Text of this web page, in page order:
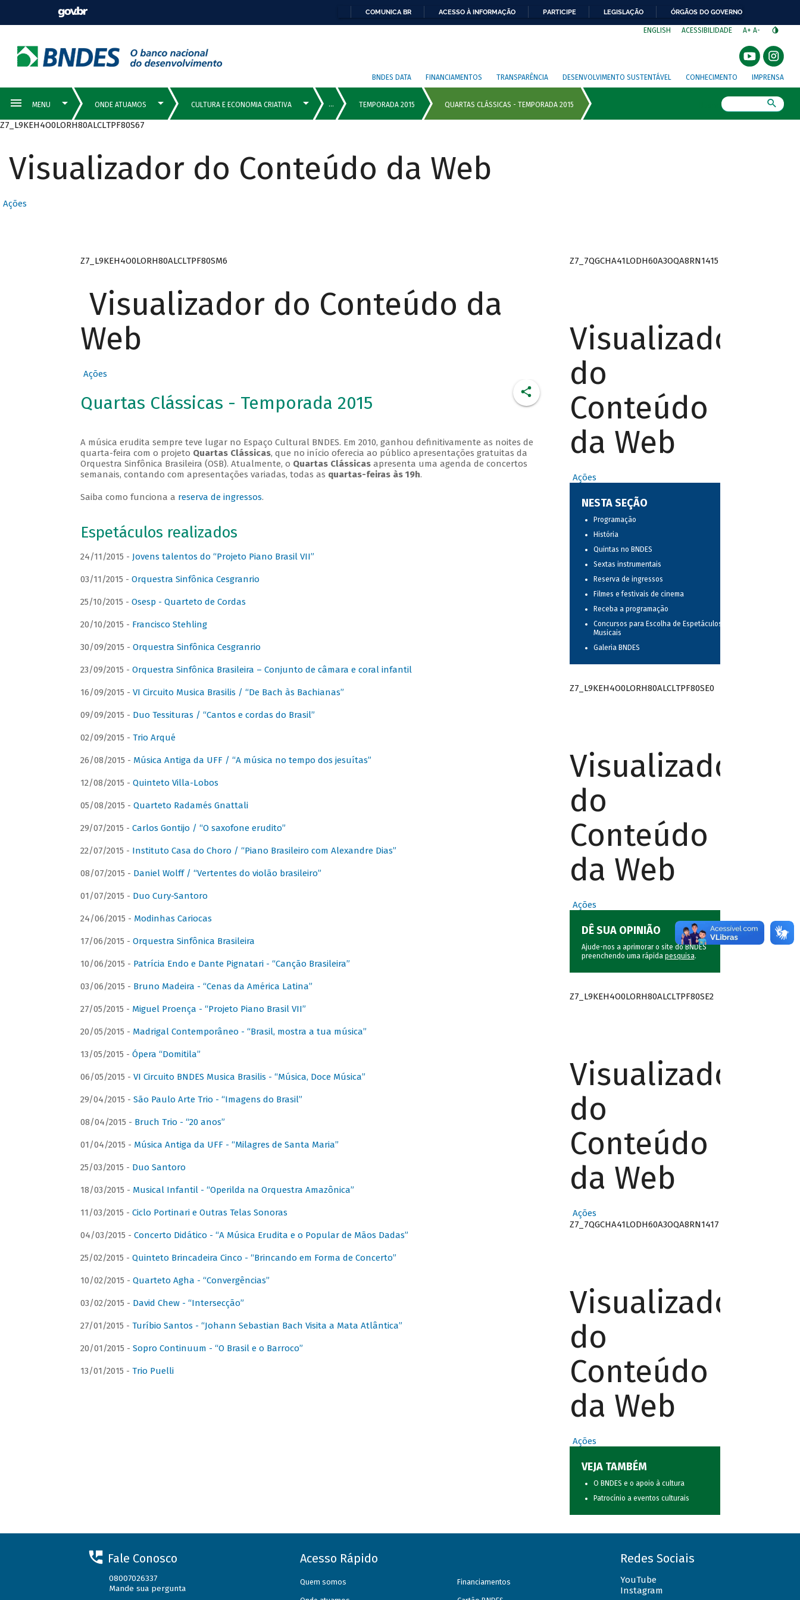
COMUNICA BR ACESSO À INFORMAÇÃO PARTICIPE LEGISLAÇÃO ÓRGÃOS DO GOVERNO
ENGLISH ACESSIBILIDADE A+ A-
BNDES DATA FINANCIAMENTOS TRANSPARÊNCIA DESENVOLVIMENTO SUSTENTÁVEL CONHECIMENTO IMPRENSA
Z7_L9KEH4O0LORH80ALCLTPF80S67
Visualizador do Conteúdo da Web
Ações
Z7_L9KEH4O0LORH80ALCLTPF80SM6
Visualizador do Conteúdo da
Web
Ações
Quartas Clássicas - Temporada 2015
A música erudita sempre teve lugar no Espaço Cultural BNDES. Em 2010, ganhou definitivamente as noites de
quarta-feira com o projeto Quartas Clássicas, que no início oferecia ao público apresentações gratuitas da
Orquestra Sinfônica Brasileira (OSB). Atualmente, o Quartas Clássicasapresenta uma agenda de concertos
semanais, contando com apresentações variadas, todas as quartas-feiras às 19h.
Saiba como funciona a reserva de ingressos.
Espetáculos realizados
24/11/2015 - Jovens talentos do “Projeto Piano Brasil VII”
03/11/2015 - Orquestra Sinfônica Cesgranrio
25/10/2015 - Osesp - Quarteto de Cordas
20/10/2015 - Francisco Stehling
30/09/2015 - Orquestra Sinfônica Cesgranrio
23/09/2015 - Orquestra Sinfônica Brasileira – Conjunto de câmara e coral infantil
16/09/2015 - VI Circuito Musica Brasilis / “De Bach às Bachianas”
09/09/2015 - Duo Tessituras / “Cantos e cordas do Brasil”
02/09/2015 - Trio Arqué
26/08/2015 - Música Antiga da UFF / “A música no tempo dos jesuítas”
12/08/2015 - Quinteto Villa-Lobos
05/08/2015 - Quarteto Radamés Gnattali
29/07/2015 - Carlos Gontijo / “O saxofone erudito”
22/07/2015 - Instituto Casa do Choro / “Piano Brasileiro com Alexandre Dias”
08/07/2015 - Daniel Wolff / “Vertentes do violão brasileiro”
01/07/2015 - Duo Cury-Santoro
24/06/2015 - Modinhas Cariocas
17/06/2015 - Orquestra Sinfônica Brasileira
10/06/2015 - Patrícia Endo e Dante Pignatari - “Canção Brasileira”
03/06/2015 - Bruno Madeira - “Cenas da América Latina”
27/05/2015 - Miguel Proença - “Projeto Piano Brasil VII”
20/05/2015 - Madrigal Contemporâneo - “Brasil, mostra a tua música”
13/05/2015 - Ópera “Domitila”
06/05/2015 - VI Circuito BNDES Musica Brasilis - “Música, Doce Música”
29/04/2015 - São Paulo Arte Trio - “Imagens do Brasil”
08/04/2015 - Bruch Trio - “20 anos”
01/04/2015 - Música Antiga da UFF - “Milagres de Santa Maria”
25/03/2015 - Duo Santoro
18/03/2015 - Musical Infantil - “Operilda na Orquestra Amazônica”
11/03/2015 - Ciclo Portinari e Outras Telas Sonoras
04/03/2015 - Concerto Didático - “A Música Erudita e o Popular de Mãos Dadas”
25/02/2015 - Quinteto Brincadeira Cinco - “Brincando em Forma de Concerto”
10/02/2015 - Quarteto Agha - “Convergências”
03/02/2015 - David Chew - “Intersecção”
27/01/2015 - Turíbio Santos - “Johann Sebastian Bach Visita a Mata Atlântica”
20/01/2015 - Sopro Continuum - “O Brasil e o Barroco”
13/01/2015 - Trio Puelli
Z7_7QGCHA41LODH60A3OQA8RN1415
Visualizador
do
Conteúdo
da Web
Ações
NESTA SEÇÃO
Programação
História
Quintas no BNDES
Sextas instrumentais
Reserva de ingressos
Filmes e festivais de cinema
Receba a programação
Concursos para Escolha de Espetáculos
Musicais
Galeria BNDES
Z7_L9KEH4O0LORH80ALCLTPF80SE0
Visualizador
do
Conteúdo
da Web
Ações
DÊ SUA OPINIÃO
Ajude-nos a aprimorar o site do BNDES
preenchendo uma rápida pesquisa.
Z7_L9KEH4O0LORH80ALCLTPF80SE2
Visualizador
do
Conteúdo
da Web
Ações
Z7_7QGCHA41LODH60A3OQA8RN1417
Visualizador
do
Conteúdo
da Web
Ações
VEJA TAMBÉM
O BNDES e o apoio à cultura
Patrocínio a eventos culturais
Fale Conosco
08007026337
Mande sua pergunta
Acesso Rápido
Quem somos Financiamentos
Redes Sociais
YouTube
Instagram